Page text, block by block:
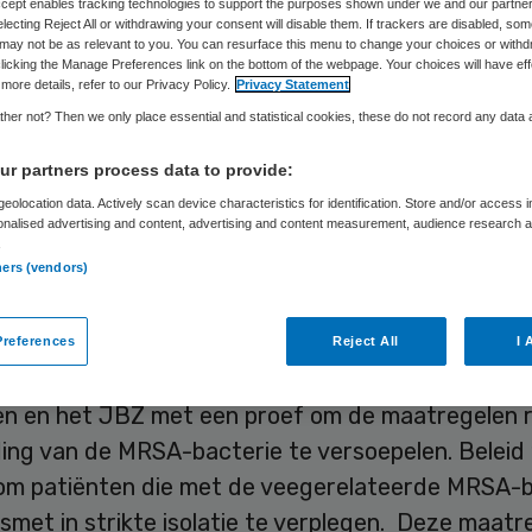
Skipr Redactie 7 april 2016,14:23 86 keer gelezen
en het Jeroen Bosch Ziekenhuis (JBZ)
het beleid met betrekking tot de
zij omdat naar hun zeggen deze MRSA-bacterie,
overgedragen dan andere MRSA-typen.
en het JBZ met een proef om de maatregelen
van de MRSA-bacterie te versoepelen.
patiënten die met de veegerelateerde MRSA-
in strikte isolatie te verplegen. Deze
enables tracking technologies to support the purposes shown under we and our
Reject All or withdrawing your consent will disable them. If trackers are disabled,
not be as relevant to you. You can resurface this menu to change your choices or
the Manage Preferences link on the bottom of the webpage. Your choices will have
details, refer to our Privacy Policy. Privacy Statement
not? Then we only place essential and statistical cookies, these do not record any data
partners process data to provide:
data. Actively scan device characteristics for identification. Store and/or access
advertising and content, advertising and content measurement, audience research
(vendors)
Reject All I